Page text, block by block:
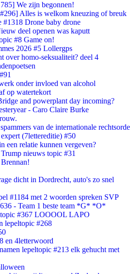
We zijn begonnen!
Alles is welkom kneuzing of breuk
#1318 Drone baby drone
deel openen was kaputt
#8 Game on!
2026 #5 Lollergps
over homo-seksualiteit? deel 4
onder invloed van alcohol
op watertekort
and powerplant day incoming?
- Caro Claire Burke
van de internationale rechtsorde
(7lettereditie) #50
een relatie kunnen vergeven?
nieuws topic #31
dicht in Dordrecht, auto's zo snel
#1184 met 2 woorden spreken SVP
- Team 1 beste team *G* *O*
#367 LOOOOL LAPO
lepeltopic #268
en 4letterwoord
lepeltopic #213 elk gehucht met